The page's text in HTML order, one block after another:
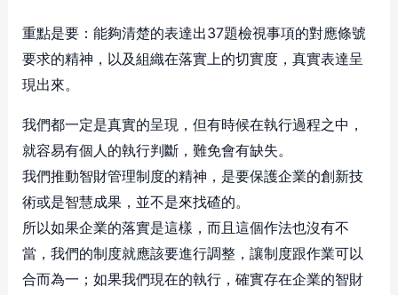
重點是要：能夠清楚的表達出37題檢視事項的對應條號
要求的精神，以及組織在落實上的切實度，真實表達呈
現出來。
我們都一定是真實的呈現，但有時候在執行過程之中，
就容易有個人的執行判斷，難免會有缺失。
我們推動智財管理制度的精神，是要保護企業的創新技
術或是智慧成果，並不是來找碴的。
所以如果企業的落實是這樣，而且這個作法也沒有不
當，我們的制度就應該要進行調整，讓制度跟作業可以
合而為一；如果我們現在的執行，確實存在企業的智財